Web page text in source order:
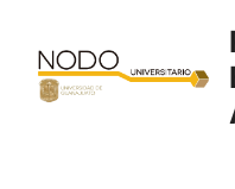
contenido